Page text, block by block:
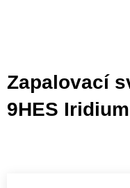
Zapalovací
9HES Iridium